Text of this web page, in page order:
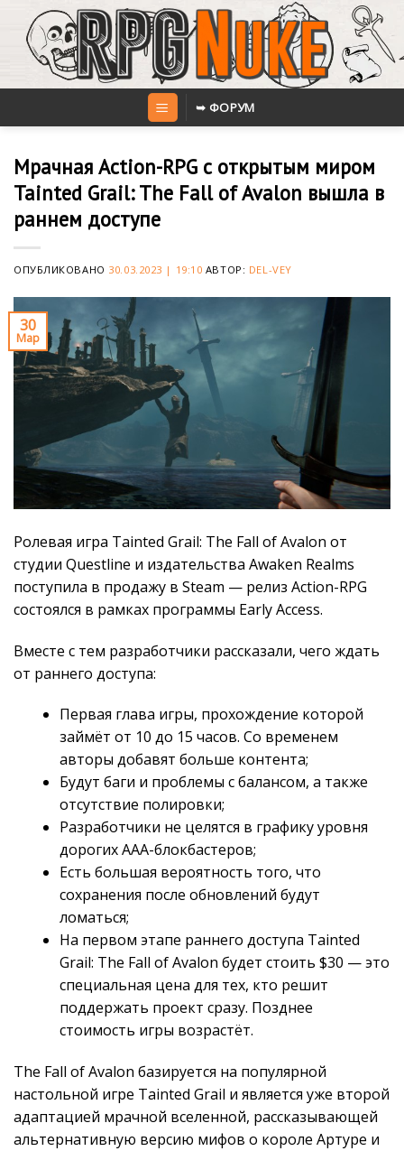
content
➥ ФОРУМ
Мрачная Action-RPG с открытым миром
Tainted Grail: The Fall of Avalon вышла в
раннем доступе
ОПУБЛИКОВАНО 30.03.2023 | 19:10 АВТОР: DEL-VEY
30
Мар
Ролевая игра Tainted Grail: The Fall of Avalon от
студии Questline и издательства Awaken Realms
поступила в продажу в Steam — релиз Action-RPG
состоялся в рамках программы Early Access.
Вместе с тем разработчики рассказали, чего ждать
от раннего доступа:
Первая глава игры, прохождение которой
займёт от 10 до 15 часов. Со временем
авторы добавят больше контента;
Будут баги и проблемы с балансом, а также
отсутствие полировки;
Разработчики не целятся в графику уровня
дорогих AAA-блокбастеров;
Есть большая вероятность того, что
сохранения после обновлений будут
ломаться;
На первом этапе раннего доступа Tainted
Grail: The Fall of Avalon будет стоить $30 — это
специальная цена для тех, кто решит
поддержать проект сразу. Позднее
стоимость игры возрастёт.
The Fall of Avalon базируется на популярной
настольной игре Tainted Grail и является уже второй
адаптацией мрачной вселенной, рассказывающей
альтернативную версию мифов о короле Артуре и